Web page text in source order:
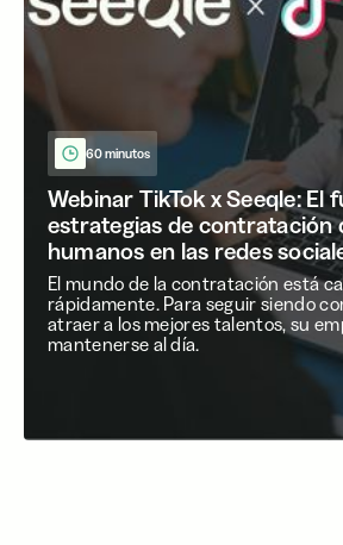
60 minutos
Webinar TikTok x Seeqle: El
estrategias de contratación
humanos en las redes
El mundo de la contratación está
rápidamente. Para seguir siendo
atraer a los mejores talentos, su
mantenerse al día.